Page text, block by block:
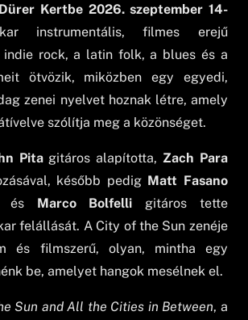
Dürer Kertbe 2026. szeptember 14-
instrumentális, filmes erejű
indie rock, a latin folk, a blues és a
ötvözik, miközben egy egyedi,
zenei nyelvet hoznak létre, amely
szólítja meg a közönséget.
Pitagitáros alapította, Zach Para
később pedig Matt Fasano
és Marco Bolfelli gitáros tette
felállását. A City of the Sun zenéje
és filmszerű, olyan, mintha egy
be, amelyet hangok mesélnek el.
Sun and All the Cities in Between, a